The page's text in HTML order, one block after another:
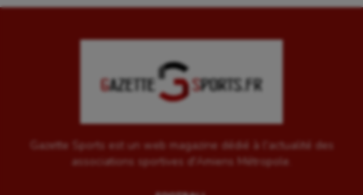
Gazette Sports est un web magazine dédié à l'actualité des
associations sportives d'Amiens Métropole.